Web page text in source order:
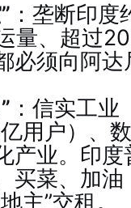
：垄断印
量、超过
必须向阿达
：信实工
用户）、
产业。印
买菜、加
主”交租。